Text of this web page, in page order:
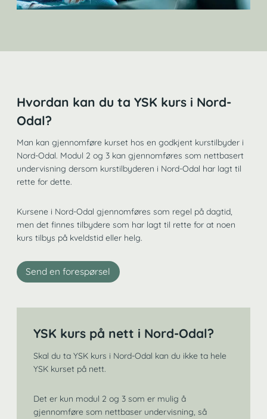
Hvordan kan du ta YSK kurs i Nord-
Odal?
Man kan gjennomføre kurset hos en godkjent kurstilbyder i
Nord-Odal. Modul 2 og 3 kan gjennomføres som nettbasert
undervisning dersom kurstilbyderen i Nord-Odal har lagt til
rette for dette.
Kursene i Nord-Odal gjennomføres som regel på dagtid,
men det finnes tilbydere som har lagt til rette for at noen
kurs tilbys på kveldstid eller helg.
Send en forespørsel
YSK kurs på nett i Nord-Odal?
Skal du ta YSK kurs i Nord-Odal kan du ikke ta hele
YSK kurset på nett.
Det er kun modul 2 og 3 som er mulig å
gjennomføre som nettbaser undervisning, så